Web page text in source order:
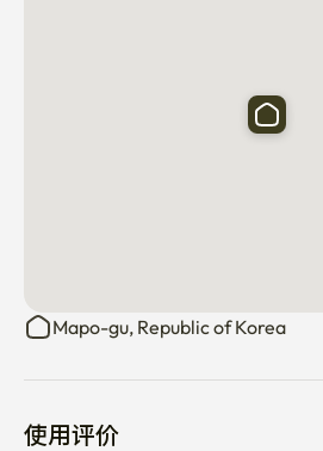
Mapo-gu, Republic of Korea
使用评价